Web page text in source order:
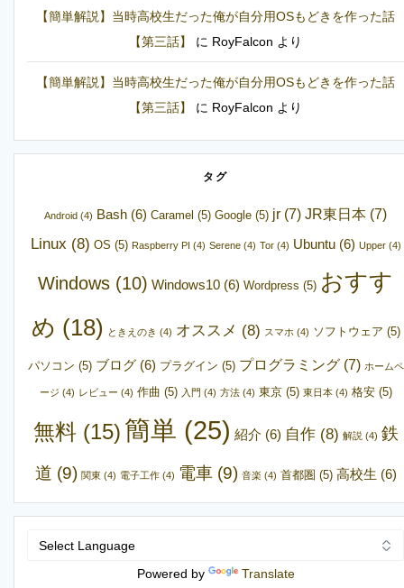
【簡単解説】当時高校生だった俺が自分用OSもどきを作った話
【第三話】
に RoyFalcon より
【簡単解説】当時高校生だった俺が自分用OSもどきを作った話
【第三話】
に RoyFalcon より
タグ
Android (4) Bash (6) Caramel (5) Google (5) jr (7) JR東日本 (7)
Linux (8) OS (5) Raspberry PI (4) Serene(4) Tor(4) Ubuntu(6) Upper(4)
Windows (10) Windows10 (6) Wordpress (5) おすす
め (18) ときえのき (4) オススメ (8) スマホ (4) ソフトウェア (5)
パソコン (5) ブログ(6) プラグイン (5) プログラミング(7) ホームペ
ージ (4) レビュー (4) 作曲 (5) 入門 (4) 方法(4) 東京(5) 東日本(4) 格安(5)
無料(15) 簡単 (25) 紹介 (6) 自作(8) 解説 (4) 鉄
道 (9) 関東(4) 電子工作(4) 電車(9) 音楽 (4) 首都圏 (5) 高校生 (6)
Powered by Translate